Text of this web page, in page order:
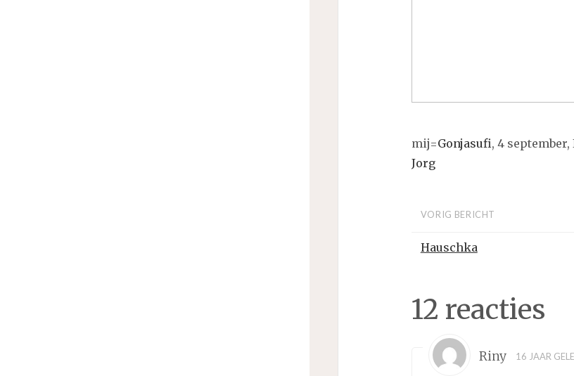
mij=Gonjasufi, 4
Jorg
VORIG BERICHT
Hauschka
12 reacties
Riny 16 JAAR